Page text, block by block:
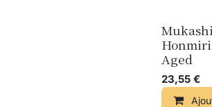
Aged
23,55 €